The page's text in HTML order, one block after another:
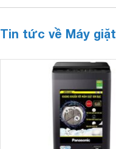
Tin tức về Máy giặt